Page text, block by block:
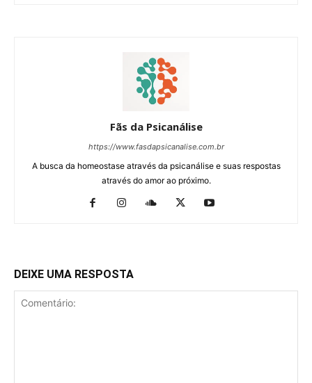
Fãs da Psicanálise
https://www.fasdapsicanalise.com.br
A busca da homeostase através da psicanálise e suas respostas
através do amor ao próximo.
DEIXE UMA RESPOSTA